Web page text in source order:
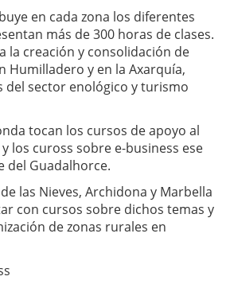
en cada zona los diferentes
más de 300 horas de clases.
la creación y consolidación de
Humilladero y en la Axarquía,
del sector enológico y turismo
tocan los cursos de apoyo al
los cuross sobre e-business ese
del Guadalhorce.
las Nieves, Archidona y Marbella
con cursos sobre dichos temas y
de zonas rurales en